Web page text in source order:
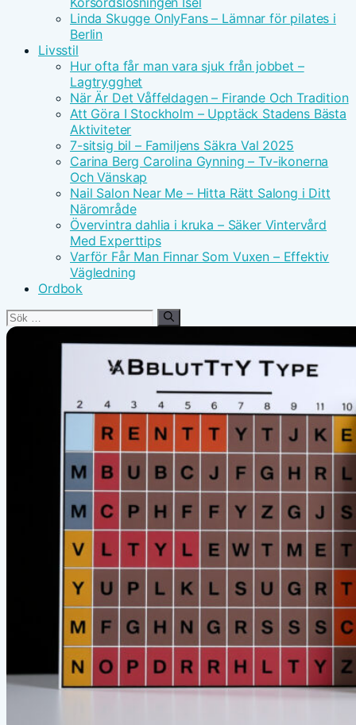
Linda Skugge OnlyFans – Lämnar för pilates i
Berlin
Livsstil
Hur ofta får man vara sjuk från jobbet –
Lagtrygghet
När Är Det Våffeldagen – Firande Och Tradition
Att Göra I Stockholm – Upptäck Stadens Bästa
Aktiviteter
7-sitsig bil – Familjens Säkra Val 2025
Carina Berg Carolina Gynning – Tv-ikonerna
Och Vänskap
Nail Salon Near Me – Hitta Rätt Salong i Ditt
Närområde
Övervintra dahlia i kruka – Säker Vintervård
Med Experttips
Varför Får Man Finnar Som Vuxen – Effektiv
Vägledning
Ordbok
Sök
efter: